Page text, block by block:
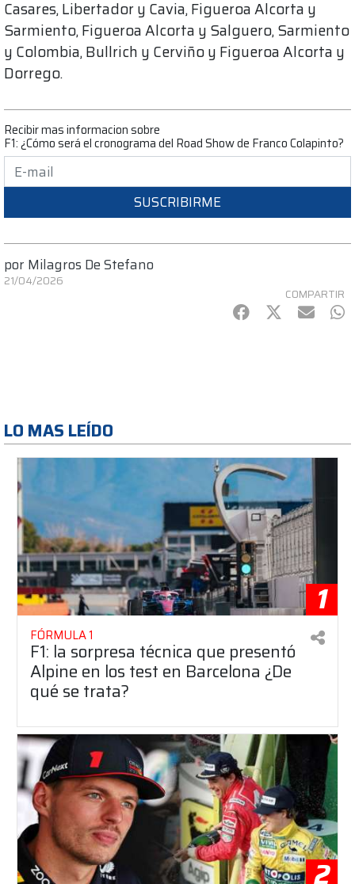
Casares, Libertador y Cavia, Figueroa Alcorta y
Sarmiento, Figueroa Alcorta y Salguero, Sarmiento
y Colombia, Bullrich y Cerviño y Figueroa Alcorta y
Dorrego.
Recibir mas informacion sobre
F1: ¿Cómo será el cronograma del Road Show de Franco Colapinto?
SUSCRIBIRME
por Milagros De Stefano
21/04/2026
COMPARTIR
Facebook
Twitter
mail
LO MAS LEÍDO
1
FÓRMULA 1
F1: la sorpresa técnica que presentó
Alpine en los test en Barcelona ¿De
qué se trata?
2